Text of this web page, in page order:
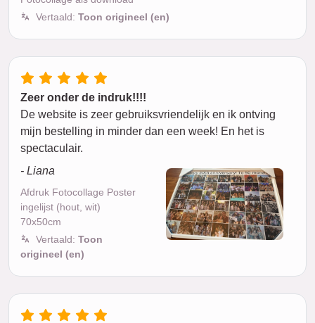
Vertaald: Toon origineel (en)
Zeer onder de indruk!!!!
De website is zeer gebruiksvriendelijk en ik ontving
mijn bestelling in minder dan een week! En het is
spectaculair.
- Liana
Afdruk Fotocollage Poster
ingelijst (hout, wit)
70x50cm
Vertaald: Toon
origineel (en)